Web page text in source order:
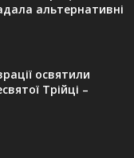
альтернативні
освятили
Трійці –